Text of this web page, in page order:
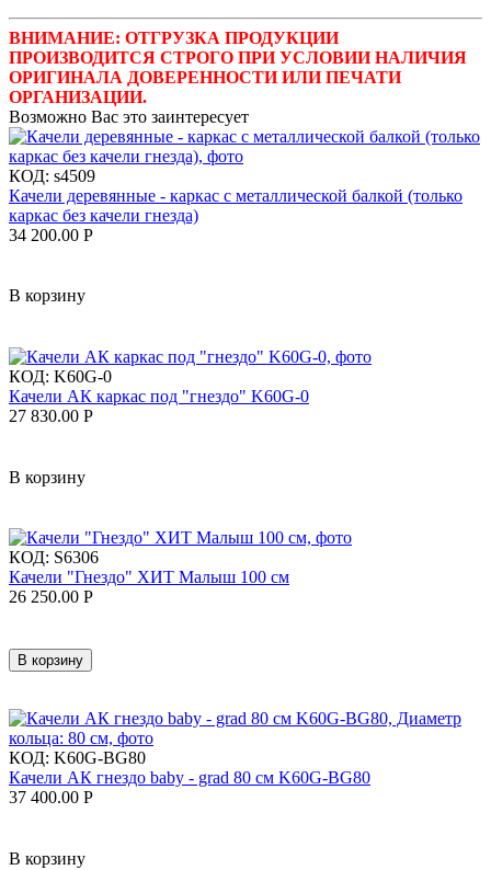
ВНИМАНИЕ: ОТГРУЗКА ПРОДУКЦИИ
ПРОИЗВОДИТСЯ СТРОГО ПРИ УСЛОВИИ НАЛИЧИЯ
ОРИГИНАЛА ДОВЕРЕННОСТИ ИЛИ ПЕЧАТИ
ОРГАНИЗАЦИИ.
Возможно Вас это заинтересует
КОД: s4509
Качели деревянные - каркас с металлической балкой (только
каркас без качели гнезда)
34 200.00 Р
В корзину
КОД: K60G-0
Качели АК каркас под "гнездо" K60G-0
27 830.00 Р
В корзину
КОД: S6306
Качели "Гнездо" ХИТ Малыш 100 см
26 250.00 Р
В корзину
КОД: K60G-BG80
Качели АК гнездо baby - grad 80 см K60G-BG80
37 400.00 Р
В корзину